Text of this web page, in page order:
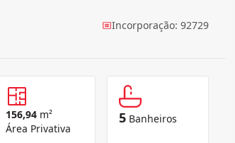
Incorporação: 92729
156,94 m²
Área Privativa
5 Banheiros